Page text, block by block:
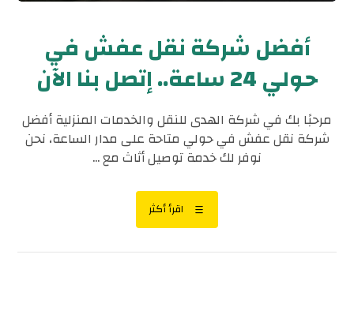
أفضل شركة نقل عفش في
حولي 24 ساعة.. إتصل بنا الآن
مرحبًا بك في شركة الهدى للنقل والخدمات المنزلية أفضل
شركة نقل عفش في حولي متاحة على مدار الساعة، نحن
نوفر لك خدمة توصيل أثاث مع ...
اقرأ أكثر